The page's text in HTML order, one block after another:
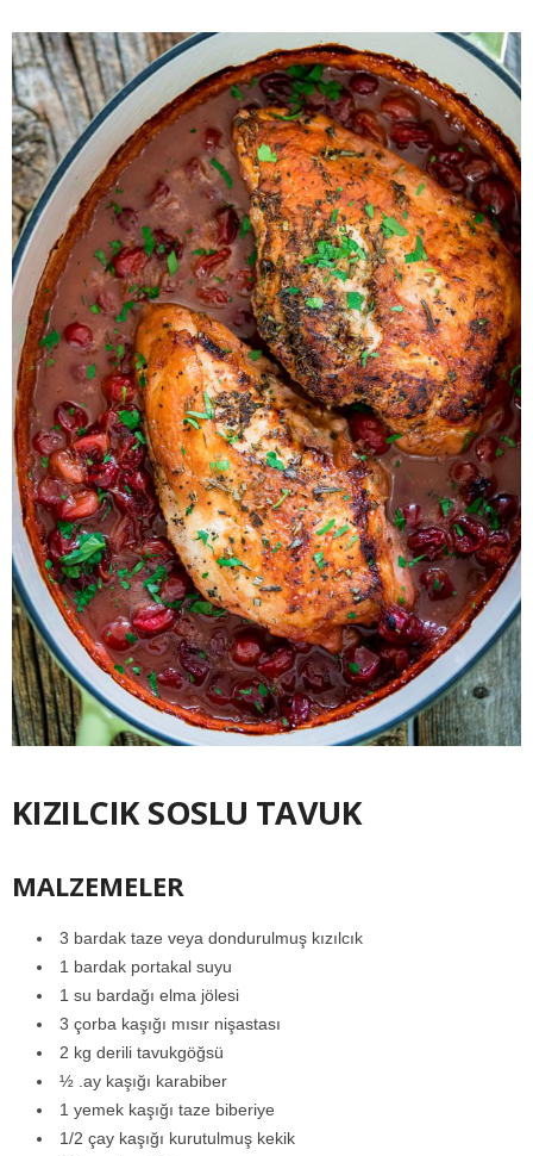
KIZILCIK SOSLU TAVUK
MALZEMELER
3 bardak taze veya dondurulmuş kızılcık
1 bardak portakal suyu
1 su bardağı elma jölesi
3 çorba kaşığı mısır nişastası
2 kg derili tavukgöğsü
½ .ay kaşığı karabiber
1 yemek kaşığı taze biberiye
1/2 çay kaşığı kurutulmuş kekik